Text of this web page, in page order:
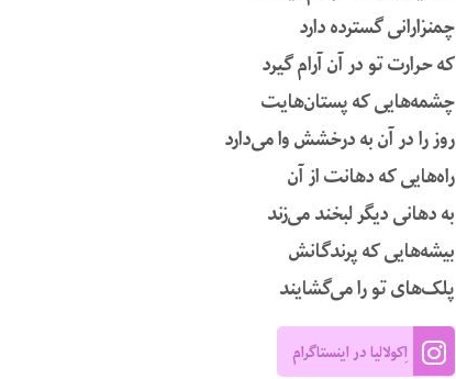
چمنزارانى گسترده دارد
که حرارت تو در آن آرام گیرد
چشمه‌هایى که پستان‌هایت
روز را در آن به درخشش وا می‌دارد
راه‌هایى که دهانت از آن
به دهانى دیگر لبخند می‌زند
بیشه‌هایى که پرندگانش
پلک‌هاى تو را می‌گشایند
اِکولالیا در اینستاگرام